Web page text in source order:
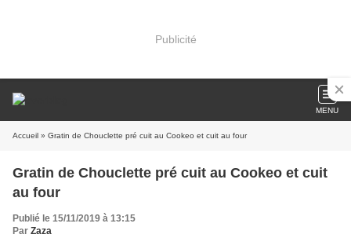
Publicité
MENU
Accueil » Gratin de Chouclette pré cuit au Cookeo et cuit au four
Gratin de Chouclette pré cuit au Cookeo et cuit
au four
Publié le 15/11/2019 à 13:15
Par Zaza